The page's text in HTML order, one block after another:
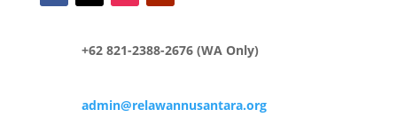
+62 821-2388-2676 (WA Only)
admin@relawannusantara.org